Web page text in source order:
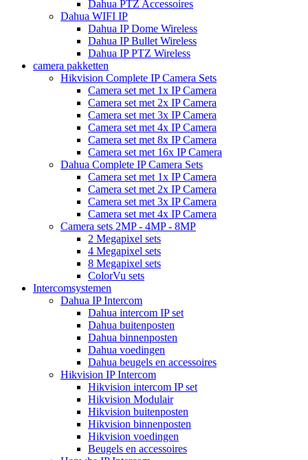
Dahua PTZ Accessoires
Dahua WIFI IP
Dahua IP Dome Wireless
Dahua IP Bullet Wireless
Dahua IP PTZ Wireless
camera pakketten
Hikvision Complete IP Camera Sets
Camera set met 1x IP Camera
Camera set met 2x IP Camera
Camera set met 3x IP Camera
Camera set met 4x IP Camera
Camera set met 8x IP Camera
Camera set met 16x IP Camera
Dahua Complete IP Camera Sets
Camera set met 1x IP Camera
Camera set met 2x IP Camera
Camera set met 3x IP Camera
Camera set met 4x IP Camera
Camera sets 2MP - 4MP - 8MP
2 Megapixel sets
4 Megapixel sets
8 Megapixel sets
ColorVu sets
Intercomsystemen
Dahua IP Intercom
Dahua intercom IP set
Dahua buitenposten
Dahua binnenposten
Dahua voedingen
Dahua beugels en accessoires
Hikvision IP Intercom
Hikvision intercom IP set
Hikvision Modulair
Hikvision buitenposten
Hikvision binnenposten
Hikvision voedingen
Beugels en accessoires